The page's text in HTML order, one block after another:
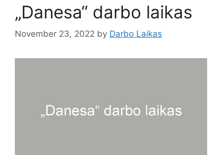
„Danesa“ darbo laikas
November 23, 2022 by Darbo Laikas